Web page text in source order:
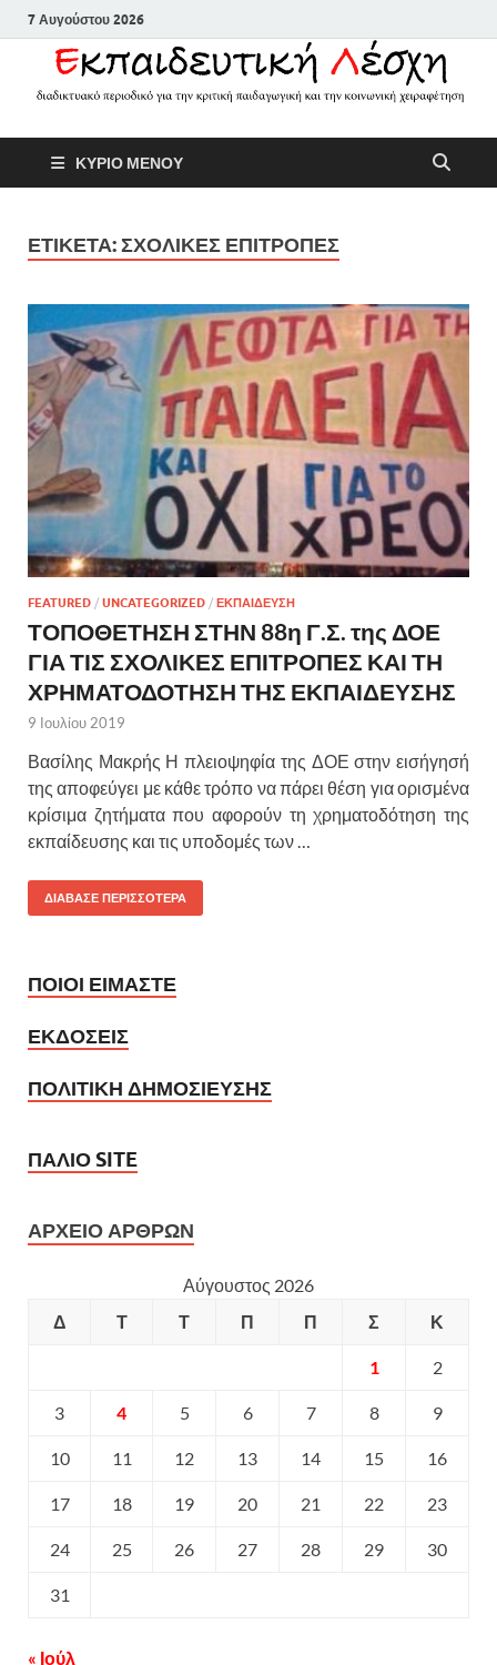
7 Αυγούστου 2026
κριτική παιδαγωγική και την
κοινωνική χειραφέτηση
ΚΥΡΙΟ ΜΕΝΟΥ
ΕΤΙΚΕΤΑ:ΣΧΟΛΙΚΕΣ ΕΠΙΤΡΟΠΕΣ
FEATURED / UNCATEGORIZED / ΕΚΠΑΙΔΕΥΣΗ
ΤΟΠΟΘΕΤΗΣΗ ΣΤΗΝ 88η Γ.Σ. της ΔΟΕ
ΓΙΑ ΤΙΣ ΣΧΟΛΙΚΕΣ ΕΠΙΤΡΟΠΕΣ ΚΑΙ ΤΗ
ΧΡΗΜΑΤΟΔΟΤΗΣΗ ΤΗΣ ΕΚΠΑΙΔΕΥΣΗΣ
9 Ιουλίου 2019
Βασίλης Μακρής Η πλειοψηφία της ΔΟΕ στην εισήγησή
της αποφεύγει με κάθε τρόπο να πάρει θέση για ορισμένα
κρίσιμα ζητήματα που αφορούν τη χρηματοδότηση της
εκπαίδευσης και τις υποδομές των …
ΔΙΑΒΑΣΕ ΠΕΡΙΣΣΟΤΕΡΑ
ΠΟΙΟΙ ΕΙΜΑΣΤΕ
ΕΚΔΟΣΕΙΣ
ΠΟΛΙΤΙΚΗ ΔΗΜΟΣΙΕΥΣΗΣ
ΠΑΛΙΟ SITE
ΑΡΧΕΙΟ ΑΡΘΡΩΝ
Αύγουστος 2026
Δ
Τ Τ Π Π Σ Κ
1 2
3 4 5 6 7 8 9
10 11 12 13 14 15 16
17 18 19 20 21 22 23
24 25 26 27 28 29 30
31
« Ιούλ